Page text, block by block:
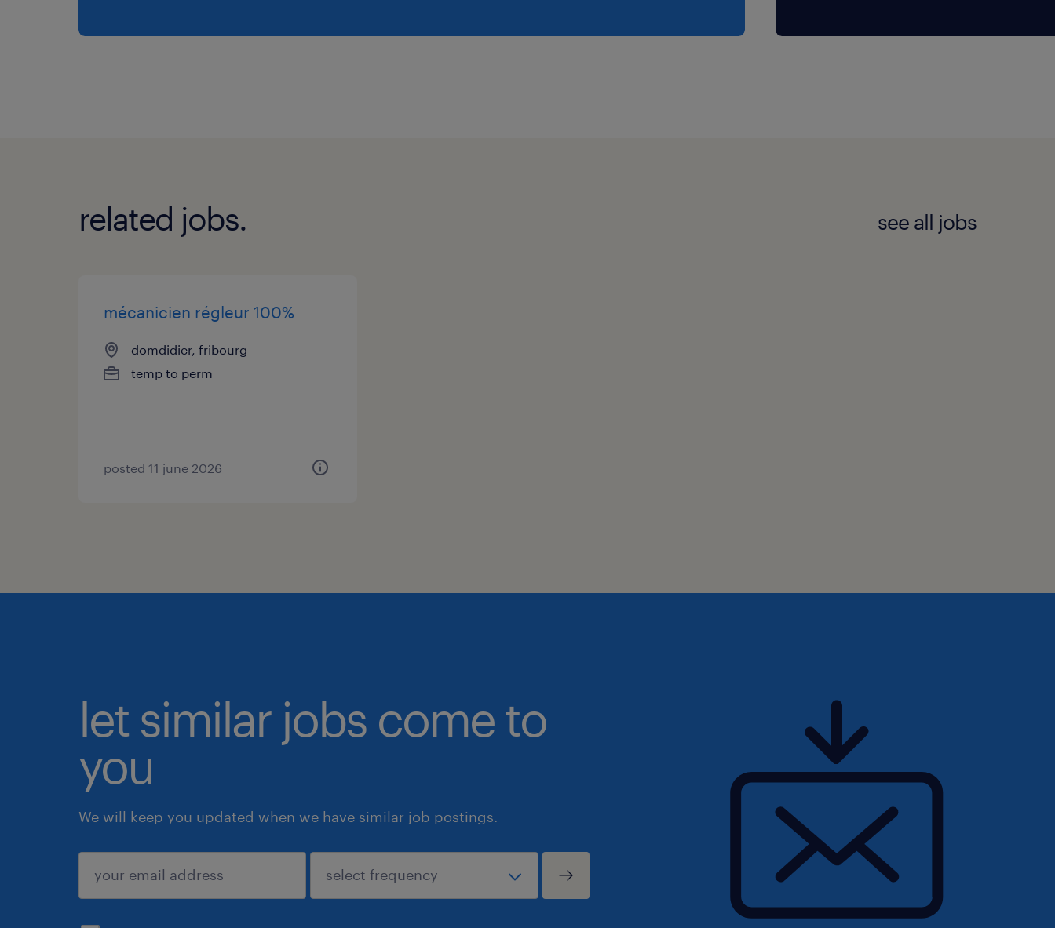
related jobs. see all jobs
mécanicien régleur 100%
domdidier, fribourg
temp to perm
posted 11 june 2026
let similar jobs come to
you
We will keep you updated when we have similar job postings.
submit